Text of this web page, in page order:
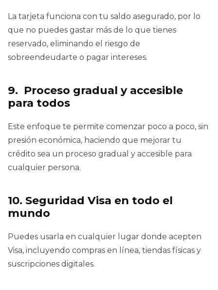
La tarjeta funciona con tu saldo asegurado, por lo
que no puedes gastar más de lo que tienes
reservado, eliminando el riesgo de
sobreendeudarte o pagar intereses.
9. Proceso gradual y accesible
para todos
Este enfoque te permite comenzar poco a poco, sin
presión económica, haciendo que mejorar tu
crédito sea un proceso gradual y accesible para
cualquier persona.
10. Seguridad Visa en todo el
mundo
Puedes usarla en cualquier lugar donde acepten
Visa, incluyendo compras en línea, tiendas físicas y
suscripciones digitales.